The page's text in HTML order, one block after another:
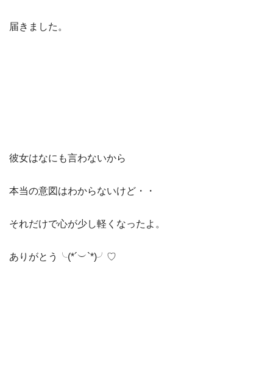
届きました。
彼女はなにも言わないから
本当の意図はわからないけど・・
それだけで心が少し軽くなったよ。
ありがとう╰(*´︶`*)╯♡